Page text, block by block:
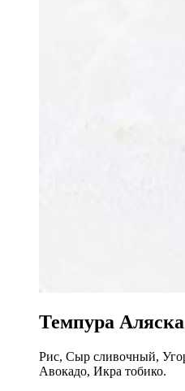
Темпура Аляска
Рис, Сыр сливочный,
Авокадо, Икра тобико.